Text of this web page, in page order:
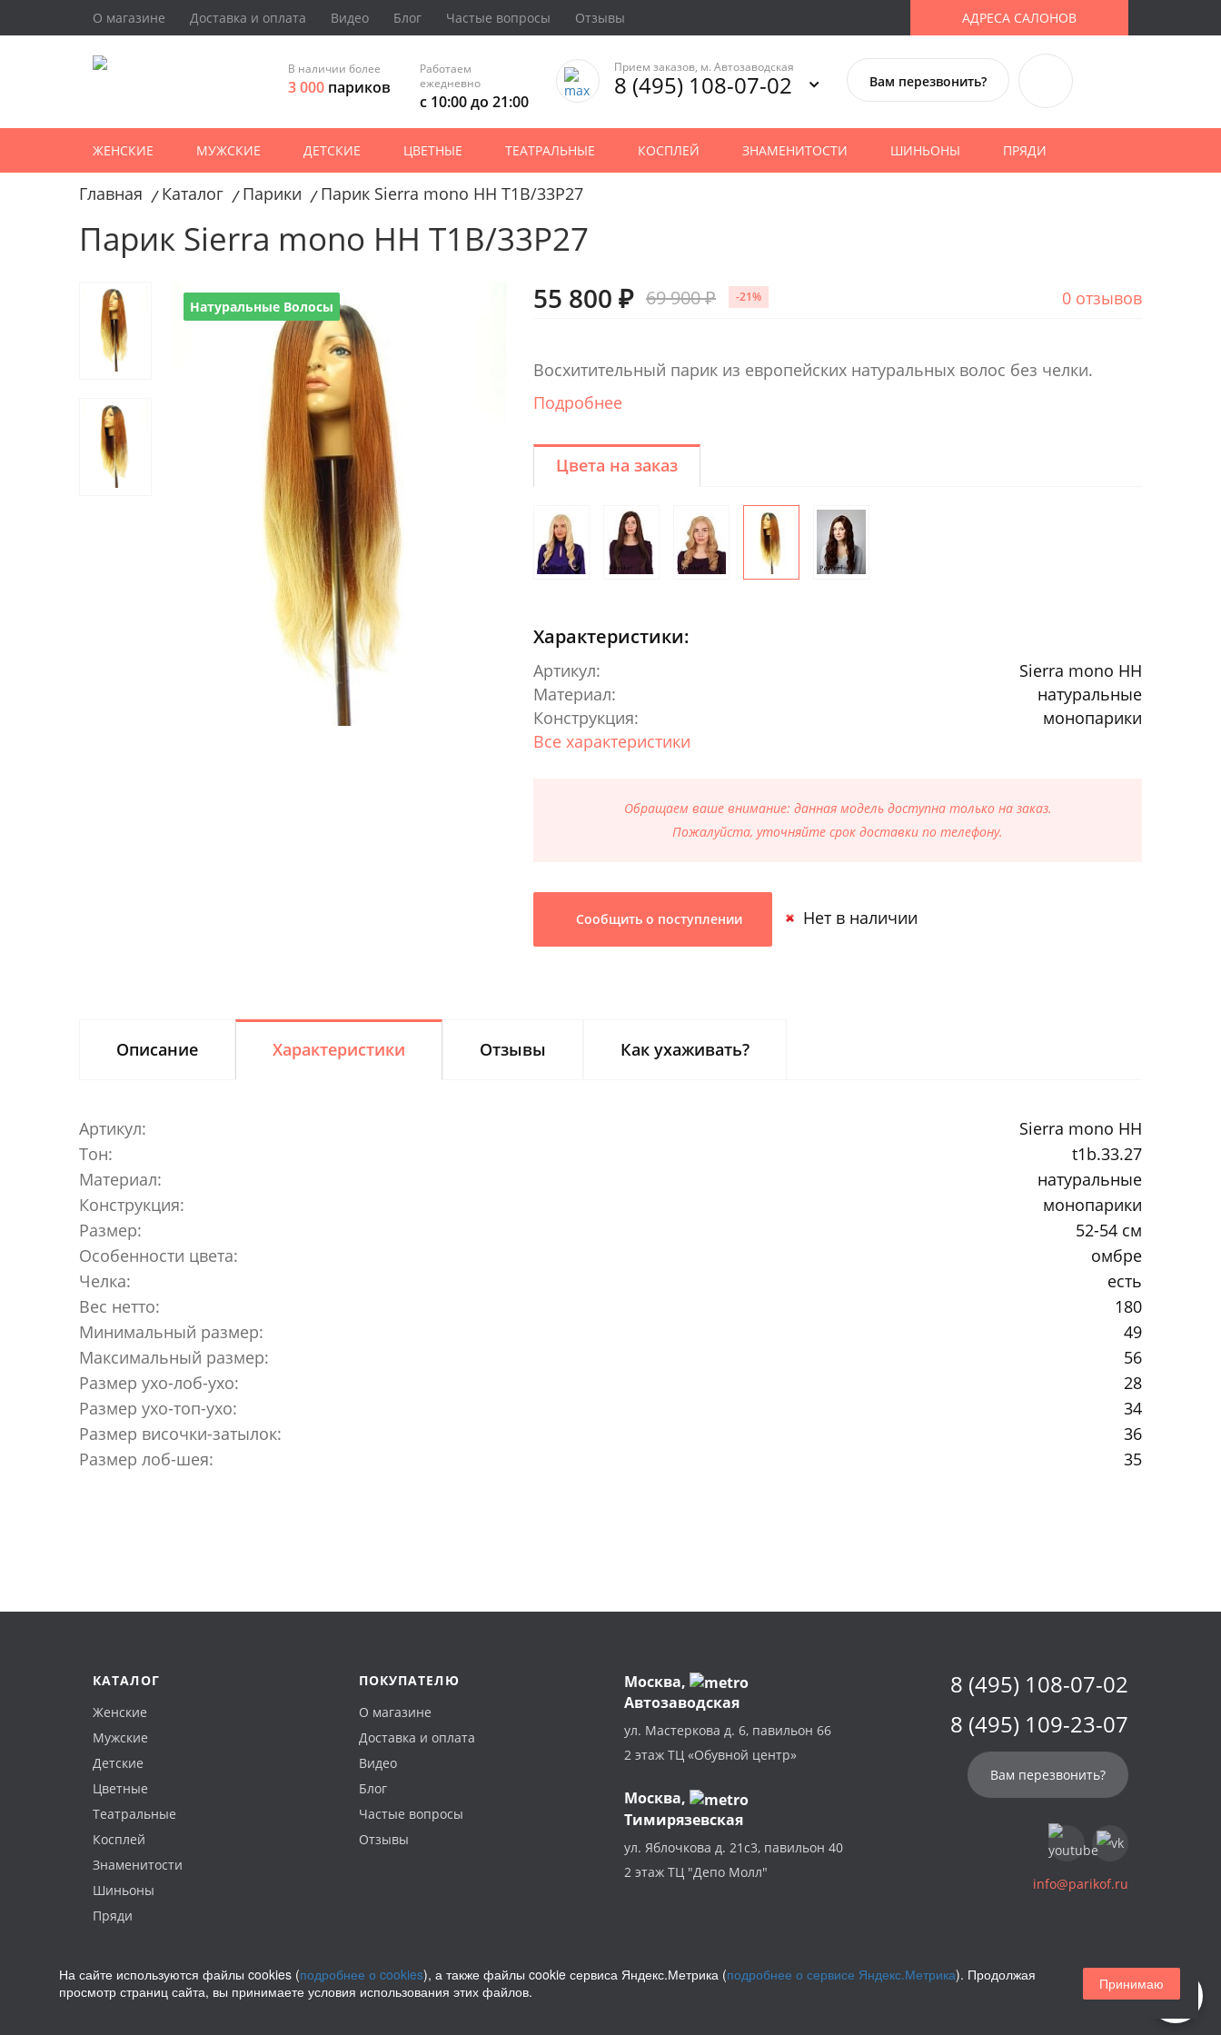
О магазине Доставка и оплата Видео Блог Частые вопросы Отзывы АДРЕСА САЛОНОВ
В наличии более
3 000 париков
Работаем
ежедневно
с 10:00 до 21:00
Прием заказов, м. Автозаводская
8 (495) 108-07-02 Вам перезвонить?
ЖЕНСКИЕ МУЖСКИЕ ДЕТСКИЕ ЦВЕТНЫЕ ТЕАТРАЛЬНЫЕ КОСПЛЕЙ ЗНАМЕНИТОСТИ ШИНЬОНЫ ПРЯДИ
Главная / Каталог / Парики / Парик Sierra mono HH T1B/33P27
Парик Sierra mono HH T1B/33P27
Натуральные Волосы 55 800 ₽ 69 900 ₽ -21% 0 отзывов
Восхитительный парик из европейских натуральных волос без челки.
Подробнее
Цвета на заказ
Характеристики:
Артикул:
Sierra mono HH
Материал:
натуральные
Конструкция:
монопарики
Все характеристики
Обращаем ваше внимание: данная модель доступна только на заказ.
Пожалуйста, уточняйте срок доставки по телефону.
Сообщить о поступлении Нет в наличии
Описание Характеристики Отзывы Как ухаживать?
Артикул:
Sierra mono HH
Тон:
t1b.33.27
Материал:
натуральные
Конструкция:
монопарики
Размер:
52-54 см
Особенности цвета:
омбре
Челка:
есть
Вес нетто:
180
Минимальный размер:
49
Максимальный размер:
56
Размер ухо-лоб-ухо:
28
Размер ухо-топ-ухо:
34
Размер височки-затылок:
36
Размер лоб-шея:
35
КАТАЛОГ
Женские
Мужские
Детские
Цветные
Театральные
Косплей
Знаменитости
Шиньоны
Пряди
ПОКУПАТЕЛЮ
О магазине
Доставка и оплата
Видео
Блог
Частые вопросы
Отзывы
Москва,
Автозаводская
ул. Мастеркова д. 6, павильон 66
2 этаж ТЦ «Обувной центр»
Москва,
Тимирязевская
ул. Яблочкова д. 21с3, павильон 40
2 этаж ТЦ "Депо Молл"
8 (495) 108-07-02
8 (495) 109-23-07
Вам перезвонить?
info@parikof.ru
Политика конфиденциальности Магазин париков — Parikof. 2026
На сайте используются файлы cookies (подробнее о cookies), а также файлы cookie сервиса Яндекс.Метрика (подробнее о сервисе Яндекс.Метрика). Продолжая
просмотр страниц сайта, вы принимаете условия использования этих файлов.
Принимаю